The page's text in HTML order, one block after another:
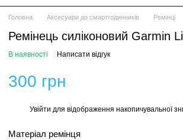
Головна Аксесуари до смартгодинників Ремінці
Ремінець силіконовий Garmin
В наявності Написати відгук
300 грн
Увійти для відображення накопичувальної
Матеріал ремінця